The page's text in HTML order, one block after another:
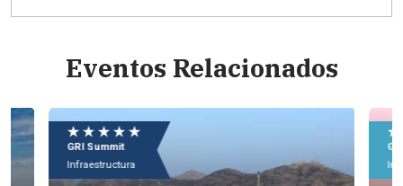
Eventos Relacionados
★ ★ ★ ★ ★
GRI Summit
Infraestructura
★